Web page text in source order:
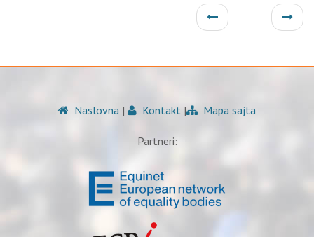
Naslovna | Kontakt | Mapa sajta
Partneri: